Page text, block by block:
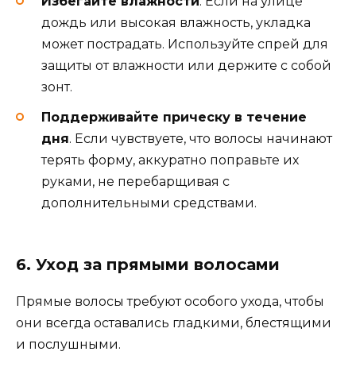
дождь или высокая влажность, укладка
может пострадать. Используйте спрей для
защиты от влажности или держите с собой
зонт.
Поддерживайте прическу в течение
дня. Если чувствуете, что волосы начинают
терять форму, аккуратно поправьте их
руками, не перебарщивая с
дополнительными средствами.
6. Уход за прямыми волосами
Прямые волосы требуют особого ухода, чтобы
они всегда оставались гладкими, блестящими
и послушными.